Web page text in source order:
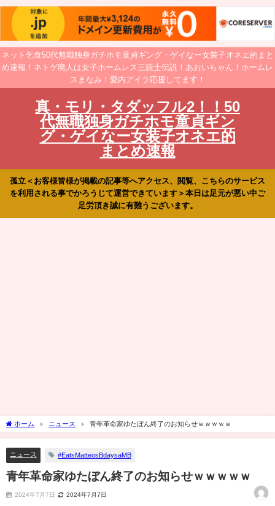
ネット乞食50代無職独身ガチホモ童貞ギング・ゲイなー女装子オネエ的まと
め速報！ネトゲ廃人は女子ホームレス三銃士伝説！あおいちゃん！ホームレ
スまなみ！愛内アイラ応援してます！
真・モリ・タダッフル2！！50
代無職独身ガチホモ童貞ギン
グ・ゲイなー女装子オネエ的
まとめ速報
孤立＜お客様皆様が掲載の記事等へアクセス、閲覧、こちらのサービス
を利用される事でかろうじて運営できています＞本日は足元が悪い中ご
足労頂き誠に有難うございます。
ホーム ニュース 青年革命家ゆたぼん終了のお知らせｗｗｗｗｗ
ニュース #EatsMatteosBdaysaMB
青年革命家ゆたぼん終了のお知らせｗｗｗｗｗ
2024年7月7日 2024年7月7日